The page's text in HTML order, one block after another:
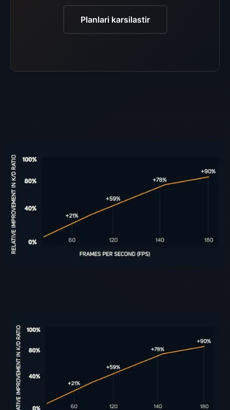
Planlari karsilastir